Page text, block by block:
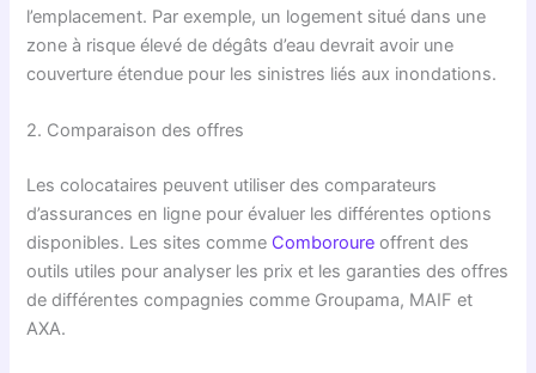
l’emplacement. Par exemple, un logement situé dans une
zone à risque élevé de dégâts d’eau devrait avoir une
couverture étendue pour les sinistres liés aux inondations.
2. Comparaison des offres
Les colocataires peuvent utiliser des comparateurs
d’assurances en ligne pour évaluer les différentes options
disponibles. Les sites comme Comboroure offrent des
outils utiles pour analyser les prix et les garanties des offres
de différentes compagnies comme Groupama, MAIF et
AXA.